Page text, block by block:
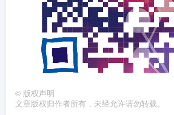
© 版权声明
文章版权归作者所有，未经允许请勿转载。